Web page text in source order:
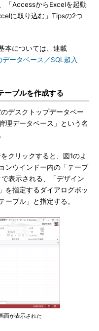
「AccessからExcelを起動
に取り込む」Tipsの2つ
本については、連載
ータベース／SQL超入
ブルを作成する
デスクトップデータベー
理データベース」という名
クリックすると、図1のよ
ンウインドー内の「テーブ
表示される、「デザイン
を指定するダイアログボッ
ーブル」と指定する。
面が表示された